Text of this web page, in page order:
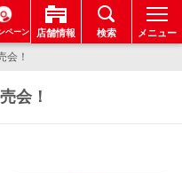
ペーン 店舗情報 検索 メニュー
会！
会！